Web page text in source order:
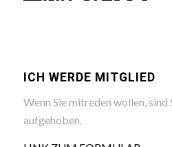
ICH WERDE MITGLIED
Wenn Sie mitreden wollen, sind
aufgehoben.